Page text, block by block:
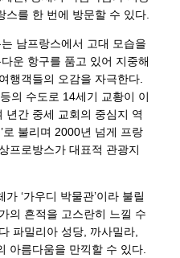
를 한 번에 방문할 수 있다.
남프랑스에서 고대 모습을
운 항구를 품고 있어 지중해
행객들의 오감을 자극한다.
의 수도로 14세기 교황이 이
년간 중세 교회의 중심지 역
로 불리며 2000년 넘게 프랑
프로방스가 대표적 관광지
‘가우디 박물관’이라 불릴
의 흔적을 고스란히 느낄 수
파밀리아 성당, 까사밀라,
아름다움을 만끽할 수 있다.